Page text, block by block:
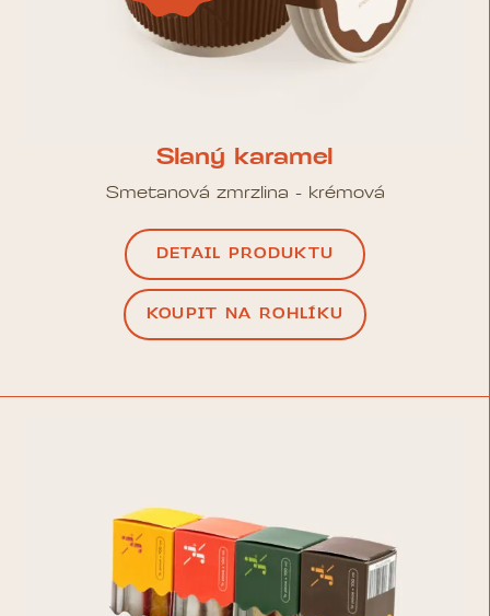
Slaný karamel
Smetanová zmrzlina - krémová
DETAIL PRODUKTU
KOUPIT NA ROHLÍKU